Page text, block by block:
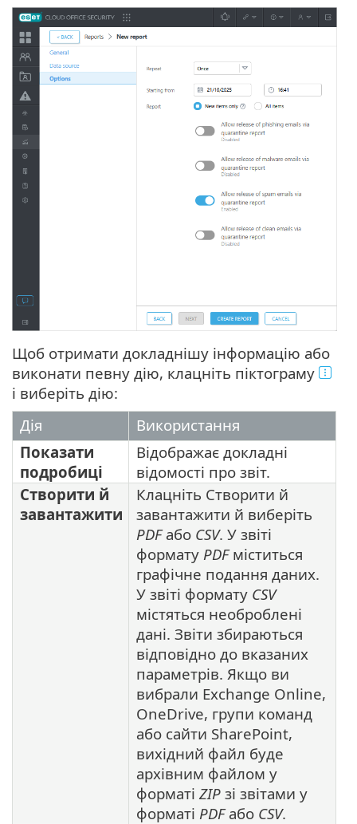
Щоб отримати докладнішу інформацію або
виконати певну дію, клацніть піктограму
і виберіть дію:
Дія
Використання
Показати
подробиці
Відображає докладні
відомості про звіт.
Створити й
завантажити
Клацніть Створити й
завантажити й виберіть
PDFабо CSV. У звіті
формату PDFміститься
графічне подання даних.
У звіті формату CSV
містяться необроблені
дані. Звіти збираються
відповідно до вказаних
параметрів. Якщо ви
вибрали Exchange Online,
OneDrive, групи команд
або сайти SharePoint,
вихідний файл буде
архівним файлом у
форматі ZIP зі звітами у
форматі PDFабо CSV.